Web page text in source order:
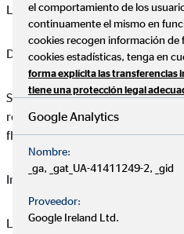
Las inversiones presentan
Divisas
Si inviertes una cantidad en una
retirarlo en otra divisa, tienes que
fluctuaciones en los cambios de
Inflación
La inflación juega en contra de
el comportamiento de los
continuamente el mismo en
cookies recogen información de
cookies estadísticas, tenga en
forma explícita las transferencias
tiene una protección legal
Google Analytics
Nombre:
_ga, _gat_UA-41411249-2, _gid
Proveedor:
Google Ireland Ltd.